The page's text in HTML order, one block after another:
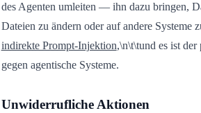
des Agenten umleiten — ihn dazu bringen,
Dateien zu ändern oder auf andere Systeme
indirekte Prompt-Injektion,\n\t\tund es ist
gegen agentische Systeme.
Unwiderrufliche Aktionen